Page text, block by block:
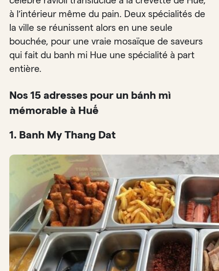
à l’intérieur même du pain. Deux spécialités de
la ville se réunissent alors en une seule
bouchée, pour une vraie mosaïque de saveurs
qui fait du banh mi Hue une spécialité à part
entière.
Nos 15 adresses pour un bánh mì
mémorable à Huế
1. Banh My Thang Dat